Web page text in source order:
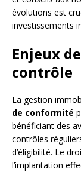
évolutions est
investissements
Enjeux
contrôle
La gestion
de conformité
bénéficiant des
contrôles
d’éligibilité. Le
l’implantation